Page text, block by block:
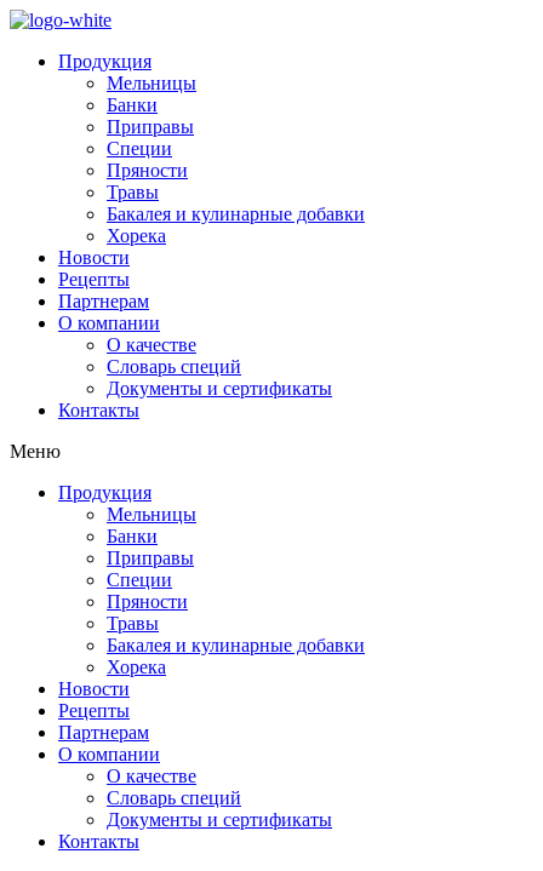
Продукция
Мельницы
Банки
Приправы
Специи
Пряности
Травы
Бакалея и кулинарные добавки
Хорека
Новости
Рецепты
Партнерам
О компании
О качестве
Словарь специй
Документы и сертификаты
Контакты
Меню
Продукция
Мельницы
Банки
Приправы
Специи
Пряности
Травы
Бакалея и кулинарные добавки
Хорека
Новости
Рецепты
Партнерам
О компании
О качестве
Словарь специй
Документы и сертификаты
Контакты